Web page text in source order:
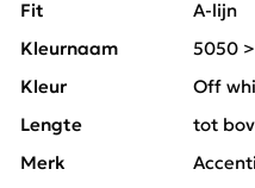
Fit
A-lijn
Kleurnaam
5050
Kleur
Off
Lengte
tot
Merk